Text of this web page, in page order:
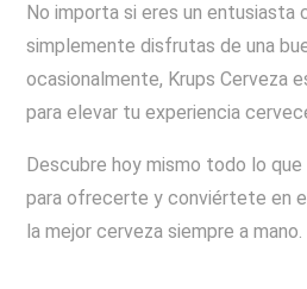
No importa si eres un entusiasta
simplemente disfrutas de una
ocasionalmente, Krups Cerveza
para elevar tu experiencia
Descubre hoy mismo todo lo
para ofrecerte y conviértete en
la mejor cerveza siempre a mano.